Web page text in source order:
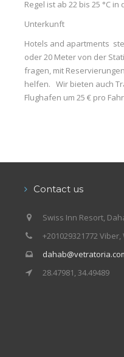
Regel ist ab 22 bis 25 °C
Unterkunft
Hotels and apartments
oder 20 Meter von der
fragen, mit
helfen. Wir bieten auch
Flughafen um 25 € pro
Contact us
Swiss Inn Resort,
+201029321772
28.47981, 34.49489